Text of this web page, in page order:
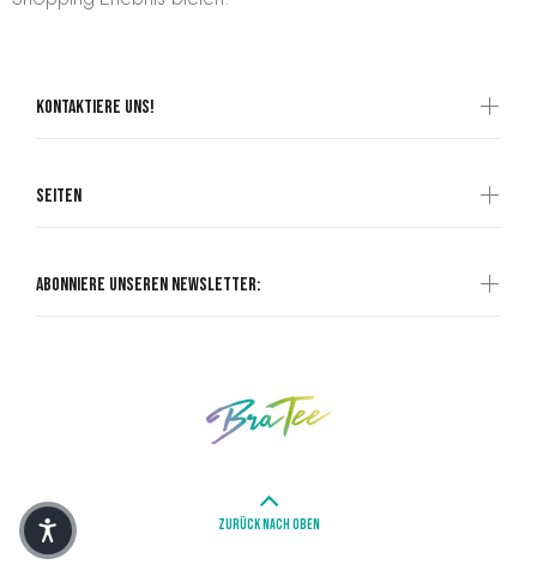
Abonniere unseren Newsletter:
Kontaktiere uns!
Seiten
ZURÜCK NACH OBEN